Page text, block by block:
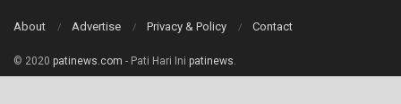
About Advertise Privacy & Policy Contact
© 2020 patinews.com - Pati Hari Ini patinews.